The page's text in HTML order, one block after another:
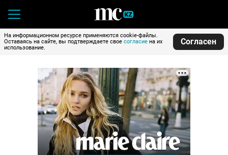
На информационном ресурсе применяются cookie-файлы.
Оставаясь на сайте, вы подтверждаете свое согласие на их
использование.
Согласен